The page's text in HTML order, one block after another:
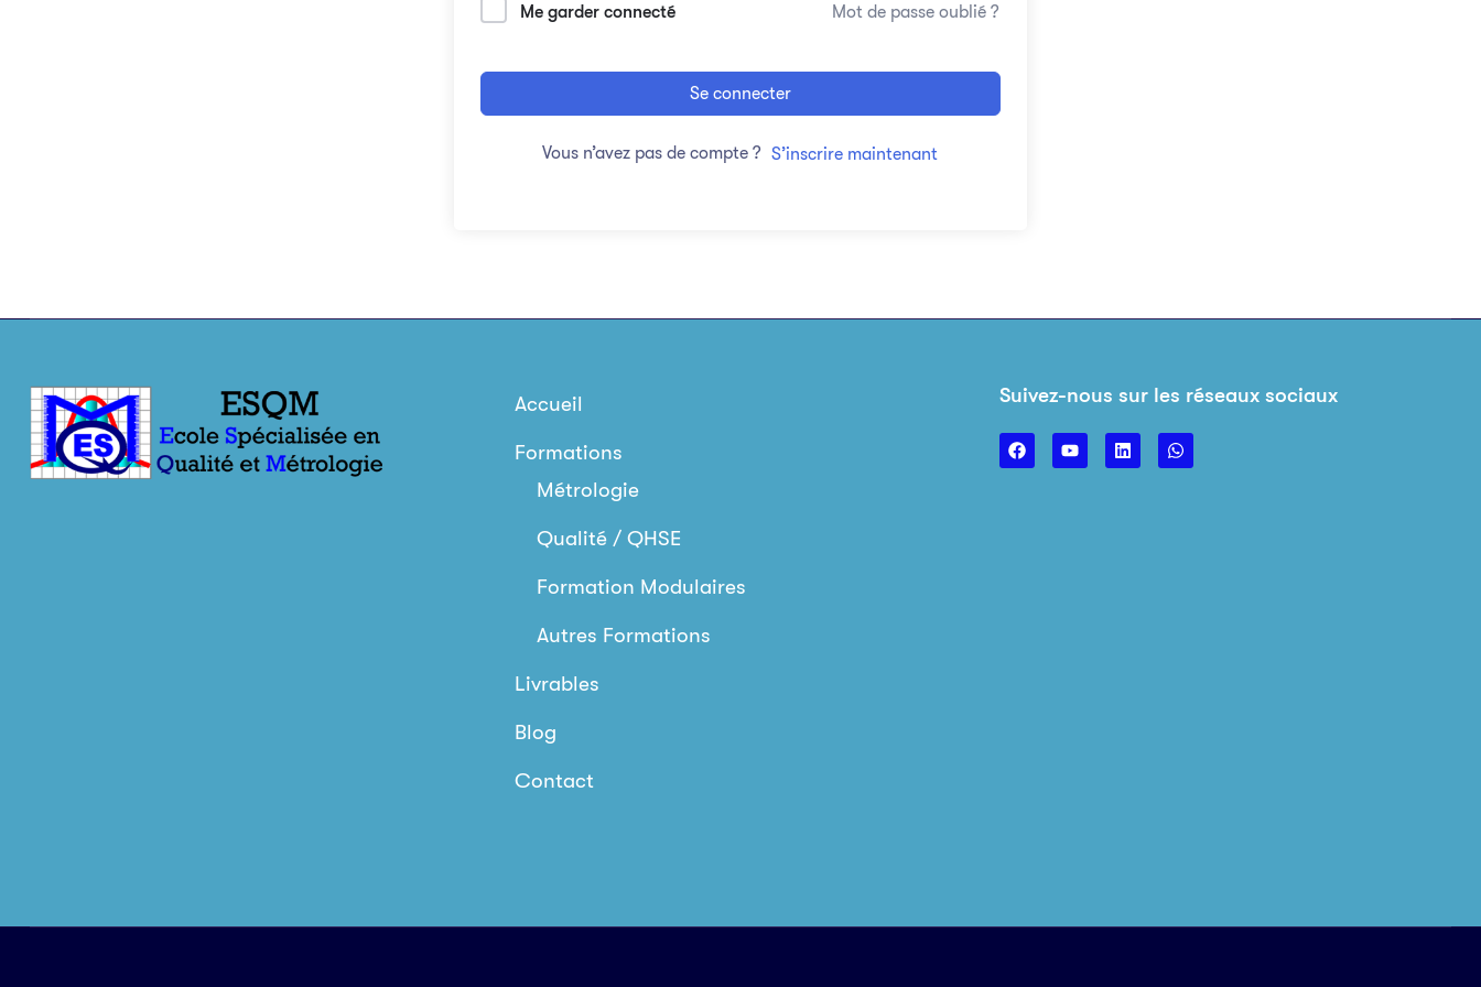
Me garder connecté Mot de passe oublié ?
Se connecter
Vous n’avez pas de compte ? S’inscrire maintenant
Accueil
Formations
Métrologie
Qualité / QHSE
Formation Modulaires
Autres Formations
Livrables
Blog
Contact
Suivez-nous sur les réseaux sociaux